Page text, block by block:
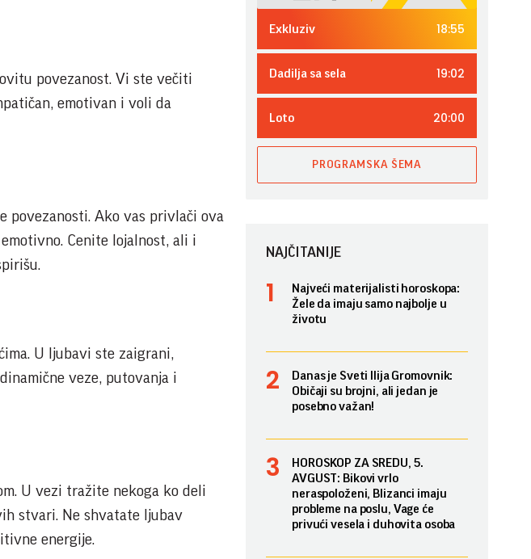
povezanost. Vi ste večiti
emotivan i voli da
povezanosti. Ako vas privlači ova
Cenite lojalnost, ali i
U ljubavi ste zaigrani,
veze, putovanja i
U vezi tražite nekoga ko deli
stvari. Ne shvatate ljubav
energije.
Exkluziv 18:55
Dadilja sa sela 19:02
Loto 20:00
PROGRAMSKA ŠEMA
NAJČITANIJE
Najveći materijalisti horoskopa:
Žele da imaju samo najbolje u
životu
Danas je Sveti Ilija Gromovnik:
Običaji su brojni, ali jedan je
posebno važan!
HOROSKOP ZA SREDU, 5.
AVGUST: Bikovi vrlo
neraspoloženi, Blizanci imaju
probleme na poslu, Vage će
privući vesela i duhovita osoba